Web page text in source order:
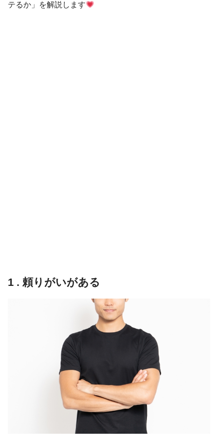
テるか」を解説します
1 . 頼りがいがある